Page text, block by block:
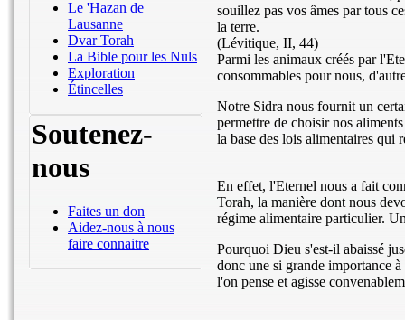
Le 'Hazan de
Lausanne
Dvar Torah
La Bible pour les Nuls
Exploration
Étincelles
Soutenez-
nous
Faites un don
Aidez-nous à nous
faire connaitre
souillez pas vos âmes par tous
la terre.
(Lévitique, II, 44)
Parmi les animaux créés par
consommables pour nous,
Notre Sidra nous fournit un
permettre de choisir nos
la base des lois alimentaires qui
En effet, l'Eternel nous a fait
Torah, la manière dont nous
régime alimentaire particulier.
Pourquoi Dieu s'est-il abaissé
donc une si grande importance
l'on pense et agisse